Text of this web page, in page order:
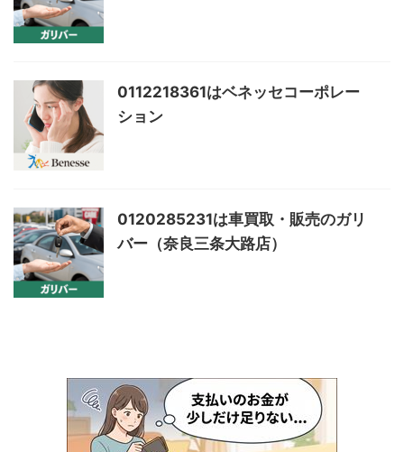
0112218361はベネッセコーポレー
ション
0120285231は車買取・販売のガリ
バー（奈良三条大路店）